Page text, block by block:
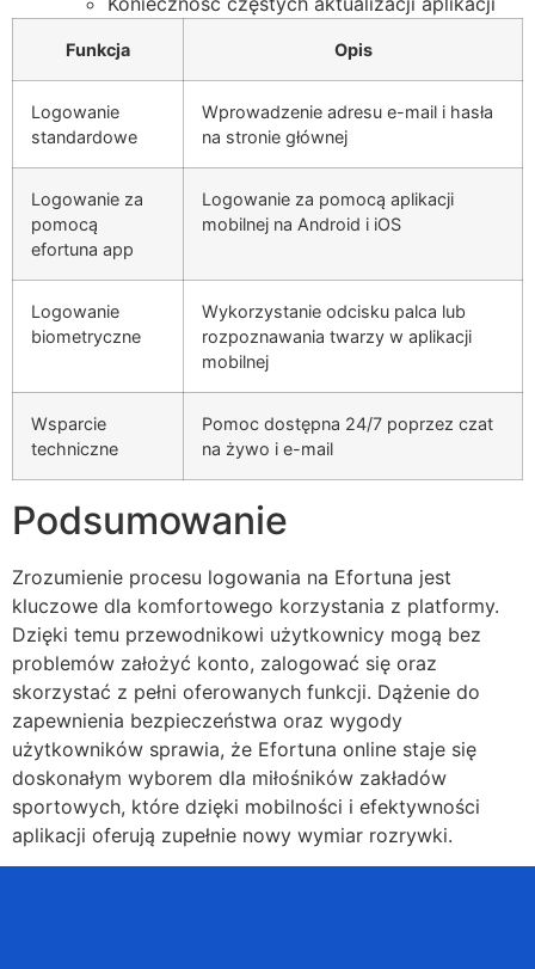
Funkcja Opis
Logowanie
standardowe
Wprowadzenie adresu e-mail i hasła
na stronie głównej
Logowanie za
pomocą
efortuna app
Logowanie za pomocą aplikacji
mobilnej na Android i iOS
Logowanie
biometryczne
Wykorzystanie odcisku palca lub
rozpoznawania twarzy w aplikacji
mobilnej
Wsparcie
techniczne
Pomoc dostępna 24/7 poprzez czat
na żywo i e-mail
Podsumowanie
Zrozumienie procesu logowania na Efortuna jest
kluczowe dla komfortowego korzystania z platformy.
Dzięki temu przewodnikowi użytkownicy mogą bez
problemów założyć konto, zalogować się oraz
skorzystać z pełni oferowanych funkcji. Dążenie do
zapewnienia bezpieczeństwa oraz wygody
użytkowników sprawia, że Efortuna online staje się
doskonałym wyborem dla miłośników zakładów
sportowych, które dzięki mobilności i efektywności
aplikacji oferują zupełnie nowy wymiar rozrywki.